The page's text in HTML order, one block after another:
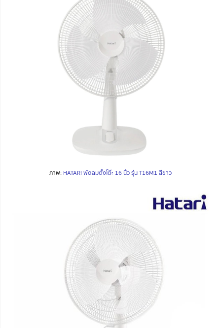
ภาพ: HATARI พัดลมตั้งโต๊ะ 16 นิ้ว รุ่น T16M1 สีขาว